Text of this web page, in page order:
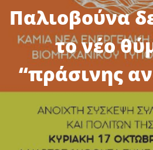
Παλιοβούνα
το νέο
“πράσινης